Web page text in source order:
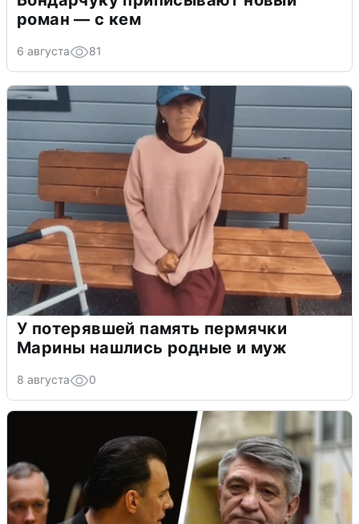
роман — с кем
6 августа 81
У потерявшей память пермячки
Марины нашлись родные и муж
8 августа 0